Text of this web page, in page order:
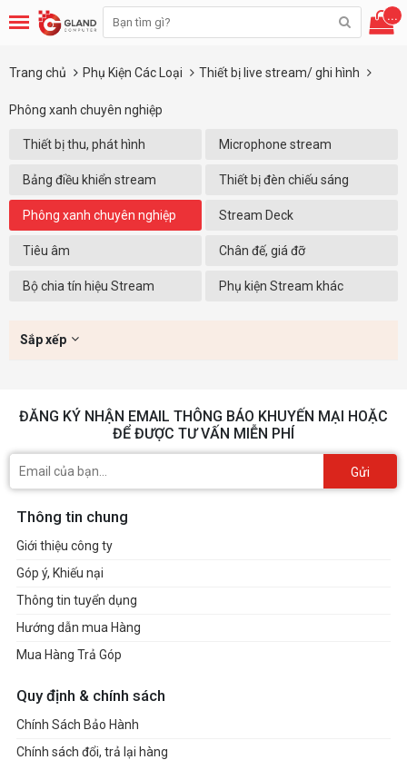
...
Trang chủ Phụ Kiện Các Loại Thiết bị live stream/ ghi hình
Phông xanh chuyên nghiệp
Thiết bị thu, phát hình Microphone stream
Bảng điều khiển stream Thiết bị đèn chiếu sáng
stream
Phông xanh chuyên nghiệp Stream Deck
Tiêu âm Chân đế, giá đỡ
Bộ chia tín hiệu Stream Phụ kiện Stream khác
Sắp xếp
ĐĂNG KÝ NHẬN EMAIL THÔNG BÁO KHUYẾN MẠI HOẶC
ĐỂ ĐƯỢC TƯ VẤN MIỄN PHÍ
Gửi
Thông tin chung
Giới thiệu công ty
Góp ý, Khiếu nại
Thông tin tuyển dụng
Hướng dẫn mua Hàng
Mua Hàng Trả Góp
Quy định & chính sách
Chính Sách Bảo Hành
Chính sách đổi, trả lại hàng